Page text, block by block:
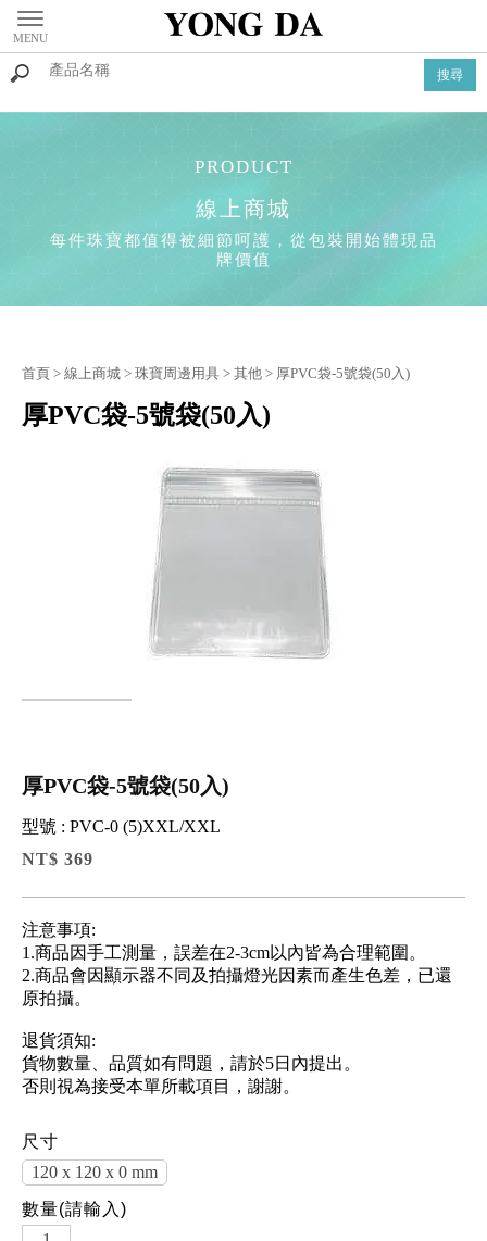
線上商城
首頁 > 線上商城 > 珠寶周邊用具 > 其他 > 厚PVC袋-5號袋(50入)
厚PVC袋-5號袋(50入)
厚PVC袋-5號袋(50入)
型號 : PVC-0 (5)XXL/XXL
NT$ 369
注意事項:
1.商品因手工測量，誤差在2-3cm以內皆為合理範圍。
2.商品會因顯示器不同及拍攝燈光因素而產生色差，已還
原拍攝。
退貨須知:
貨物數量、品質如有問題，請於5日內提出。
否則視為接受本單所載項目，謝謝。
尺寸
120 x 120 x 0 mm
數量(請輸入)